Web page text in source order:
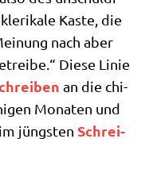
Kaste, die
nach aber
Die­se Linie
an die chi­
Mona­ten und
jüng­sten Schrei­